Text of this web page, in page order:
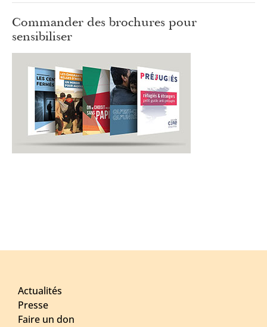
Commander des brochures pour
sensibiliser
Actualités
Presse
Faire un don